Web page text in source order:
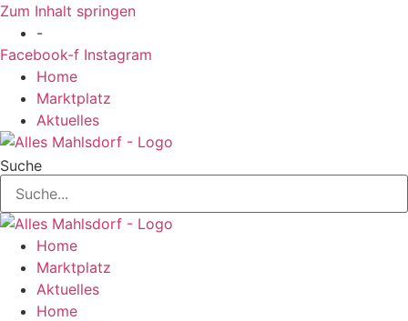
Zum Inhalt springen
-
Facebook-f Instagram
Home
Marktplatz
Aktuelles
Suche
Home
Marktplatz
Aktuelles
Home